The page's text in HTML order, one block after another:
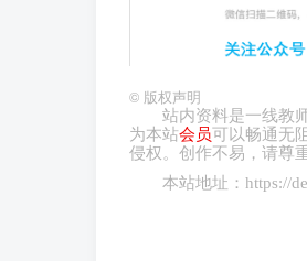
© 版权声明
站内资料是一线教
为本站会员可以畅通无
侵权。创作不易，请尊
本站地址： https://